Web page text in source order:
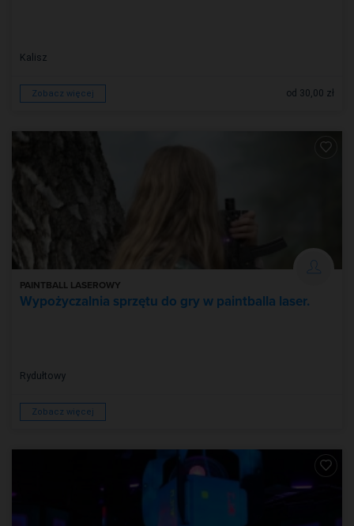
Kalisz
Zobacz więcej od 30,00 zł
PAINTBALL LASEROWY
Wypożyczalnia sprzętu do gry w paintballa laser.
Rydułtowy
Zobacz więcej